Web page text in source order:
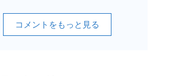
コメントをもっと見る